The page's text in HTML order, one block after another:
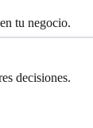
tu negocio.
decisiones.